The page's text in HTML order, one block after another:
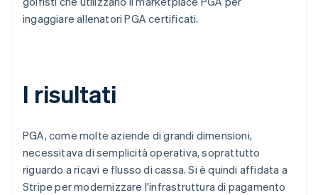
ingaggiare allenatori PGA certificati.
I risultati
PGA, come molte aziende di grandi dimensioni,
necessitava di semplicità operativa, soprattutto
riguardo a ricavi e flusso di cassa. Si è quindi affidata a
Stripe per modernizzare l'infrastruttura di pagamento